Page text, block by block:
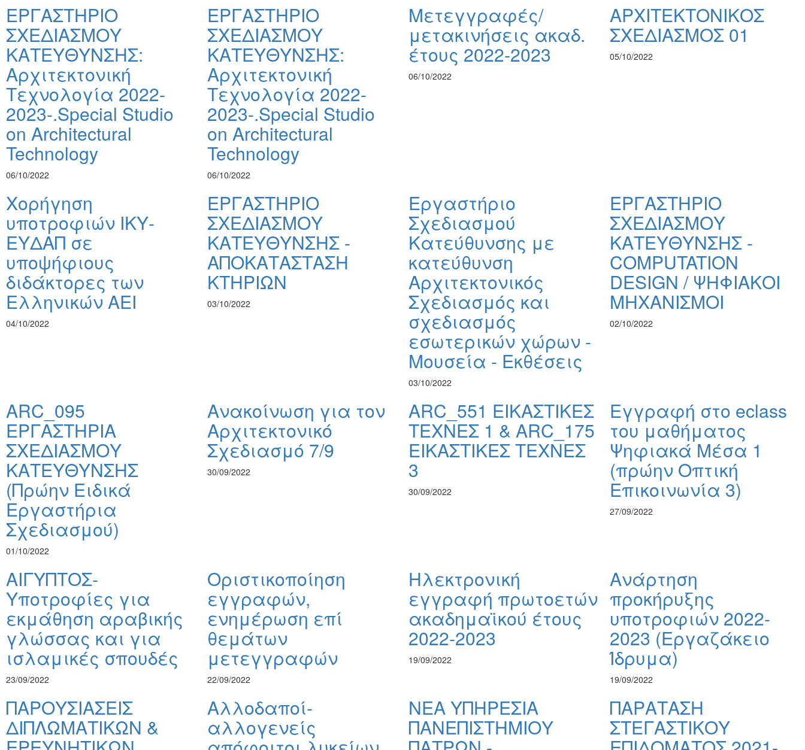
ΕΡΓΑΣΤΗΡΙΟ
ΣΧΕΔΙΑΣΜΟΥ
ΚΑΤΕΥΘΥΝΣΗΣ:
Αρχιτεκτονική
Τεχνολογία 2022-
2023-.Special Studio
on Architectural
Technology
06/10/2022
ΕΡΓΑΣΤΗΡΙΟ
ΣΧΕΔΙΑΣΜΟΥ
ΚΑΤΕΥΘΥΝΣΗΣ:
Αρχιτεκτονική
Τεχνολογία 2022-
2023-.Special Studio
on Architectural
Technology
06/10/2022
Μετεγγραφές/
μετακινήσεις ακαδ.
έτους 2022-2023
06/10/2022
ΑΡΧΙΤΕΚΤΟΝΙΚΟΣ
ΣΧΕΔΙΑΣΜΟΣ 01
05/10/2022
Χορήγηση
υποτροφιών ΙΚΥ-
ΕΥΔΑΠ σε
υποψήφιους
διδάκτορες των
Ελληνικών ΑΕΙ
04/10/2022
ΕΡΓΑΣΤΗΡΙΟ
ΣΧΕΔΙΑΣΜΟΥ
ΚΑΤΕΥΘΥΝΣΗΣ -
ΑΠΟΚΑΤΑΣΤΑΣΗ
ΚΤΗΡΙΩΝ
03/10/2022
Εργαστήριο
Σχεδιασμού
Κατεύθυνσης με
κατεύθυνση
Αρχιτεκτονικός
Σχεδιασμός και
σχεδιασμός
εσωτερικών χώρων -
Μουσεία - Εκθέσεις
03/10/2022
ΕΡΓΑΣΤΗΡΙΟ
ΣΧΕΔΙΑΣΜΟΥ
ΚΑΤΕΥΘΥΝΣΗΣ -
COMPUTATION
DESIGN / ΨΗΦΙΑΚΟΙ
ΜΗΧΑΝΙΣΜΟΙ
02/10/2022
ARC_095
ΕΡΓΑΣΤΗΡΙΑ
ΣΧΕΔΙΑΣΜΟΥ
ΚΑΤΕΥΘΥΝΣΗΣ
(Πρώην Ειδικά
Εργαστήρια
Σχεδιασμού)
01/10/2022
Ανακοίνωση για τον
Αρχιτεκτονικό
Σχεδιασμό 7/9
30/09/2022
ARC_551 ΕΙΚΑΣΤΙΚΕΣ
ΤΕΧΝΕΣ 1 & ARC_175
ΕΙΚΑΣΤΙΚΕΣ ΤΕΧΝΕΣ
3
30/09/2022
Εγγραφή στο eclass
του μαθήματος
Ψηφιακά Μέσα 1
(πρώην Οπτική
Επικοινωνία 3)
27/09/2022
ΑΙΓΥΠΤΟΣ-
Υποτροφίες για
εκμάθηση αραβικής
γλώσσας και για
ισλαμικές σπουδές
23/09/2022
Οριστικοποίηση
εγγραφών,
ενημέρωση επί
θεμάτων
μετεγγραφών
22/09/2022
Ηλεκτρονική
εγγραφή πρωτοετών
ακαδημαϊκού έτους
2022-2023
19/09/2022
Ανάρτηση
προκήρυξης
υποτροφιών 2022-
2023 (Εργαζάκειο
Ίδρυμα)
19/09/2022
ΠΑΡΟΥΣΙΑΣΕΙΣ
ΔΙΠΛΩΜΑΤΙΚΩΝ &
Αλλοδαποί-
αλλογενείς
ΝΕΑ ΥΠΗΡΕΣΙΑ
ΠΑΝΕΠΙΣΤΗΜΙΟΥ
ΠΑΡΑΤΑΣΗ
ΣΤΕΓΑΣΤΙΚΟΥ